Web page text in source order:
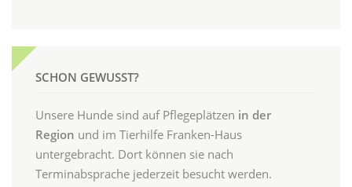
SCHON GEWUSST?
Unsere Hunde sind auf Pflegeplätzen in der
Region und im Tierhilfe Franken-Haus
untergebracht. Dort können sie nach
Terminabsprache jederzeit besucht werden.